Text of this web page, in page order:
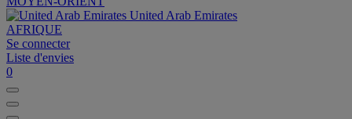
United Arab Emirates
AFRIQUE
Se connecter
Liste d'envies
0